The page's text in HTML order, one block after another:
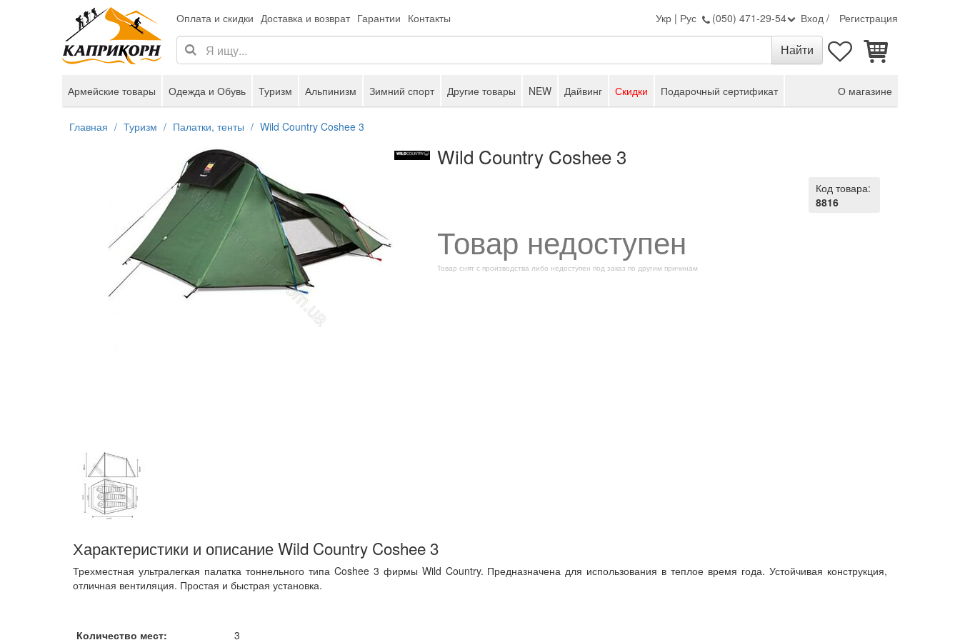
Оплата и скидки Доставка и возврат Гарантии Контакты Укр | Рус (050) 471-29-54 Вход / Регистрация
Армейские товары Одежда и Обувь Туризм Альпинизм Зимний спорт Другие товары NEW Дайвинг Скидки Подарочный сертификат О магазине
Главная Туризм Палатки, тенты Wild Country Coshee 3
Wild Country Coshee 3
Код товара:
8816
Товар недоступен
Товар снят с производства либо недоступен под заказ по другим причинам
Характеристики и описание Wild Country Coshee 3
Трехместная ультралегкая палатка тоннельного типа Coshee 3 фирмы Wild Country. Предназначена для использования в теплое время года. Устойчивая конструкция,
отличная вентиляция. Простая и быстрая установка.
Количество мест:
3